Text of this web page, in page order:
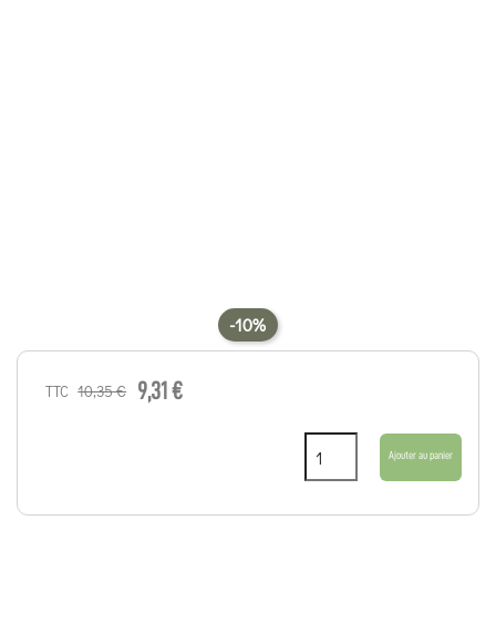
-10%
TTC 10,35 € 9,31 €
Ajouter au panier